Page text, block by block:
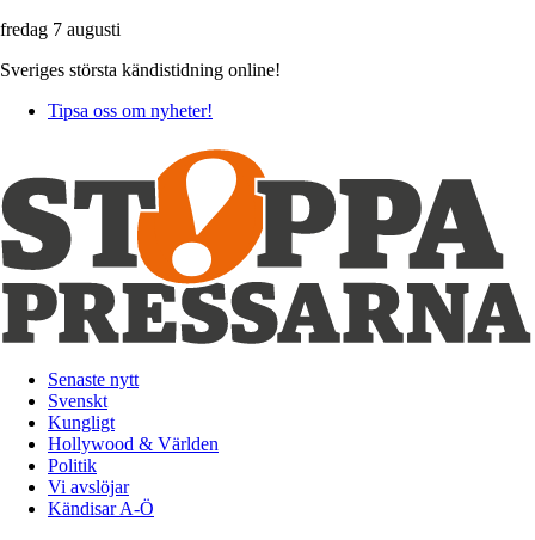
fredag 7 augusti
Sveriges största kändistidning online!
Tipsa oss om nyheter!
Senaste nytt
Svenskt
Kungligt
Hollywood & Världen
Politik
Vi avslöjar
Kändisar A-Ö